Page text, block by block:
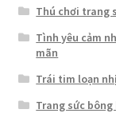
Thú chơi trang
Tình yêu cảm
mãn
Trái tim loạn
Trang sức bông